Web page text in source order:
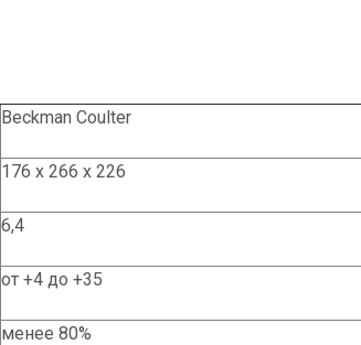
Beckman Coulter
176 х 266 х 226
6,4
от +4 до +35
менее 80%